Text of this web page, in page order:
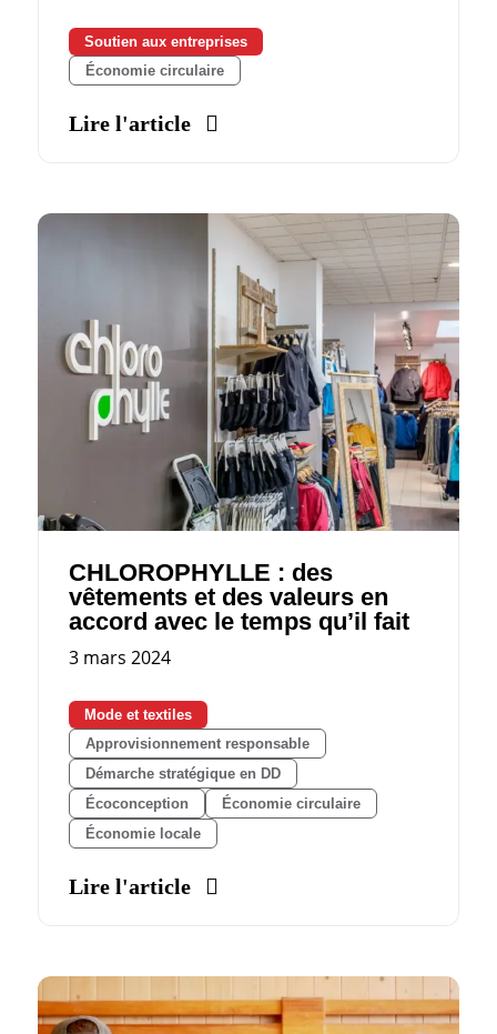
Soutien aux entreprises
Économie circulaire
Lire l'article
CHLOROPHYLLE : des
vêtements et des valeurs en
accord avec le temps qu’il fait
3 mars 2024
Mode et textiles
Approvisionnement responsable
Démarche stratégique en DD
Écoconception
Économie circulaire
Économie locale
Lire l'article